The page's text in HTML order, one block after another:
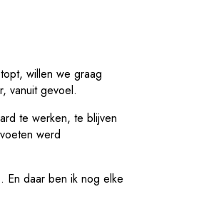
willen we graag
vanuit gevoel.
te werken, te blijven
werd
En daar ben ik nog elke